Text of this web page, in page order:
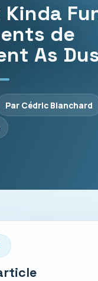
de
As
Par Cédric Blanchard